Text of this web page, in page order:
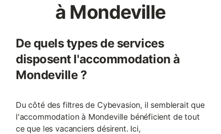
à Mondeville
De quels types de services
disposent l'accommodation à
Mondeville ?
Du côté des filtres de Cybevasion, il semblerait que
l'accommodation à Mondeville bénéficient de tout
ce que les vacanciers désirent. Ici,